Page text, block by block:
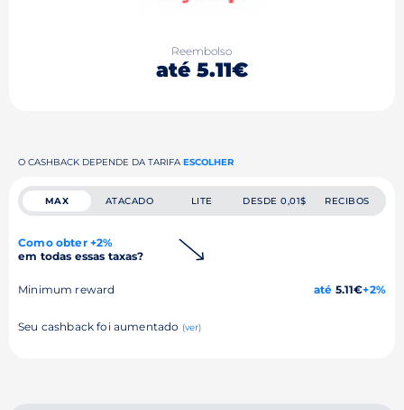
Reembolso
até 5.11€
O CASHBACK DEPENDE DA TARIFA ESCOLHER
MAX ATACADO LITE DESDE 0,01$ RECIBOS
Como obter +2%
em todas essas taxas?
Minimum reward até 5.11€+2%
Seu cashback foi aumentado (ver)